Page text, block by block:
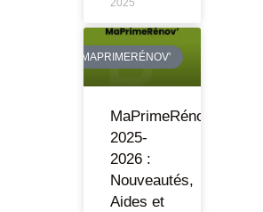
2025
MAPRIMERÉNOV'
MaPrimeRénov’
2025-
2026 :
Nouveautés,
Aides et